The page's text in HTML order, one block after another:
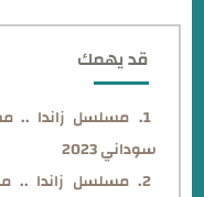
قد يهمك
مسلسل زاندا ..
سوداني 2023
مسلسل زاندا ..